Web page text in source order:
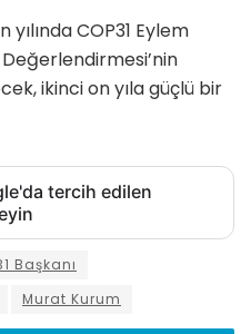
yılında COP31 Eylem
ikinci on yıla güçlü bir
tercih edilen
Başkanı
Murat Kurum